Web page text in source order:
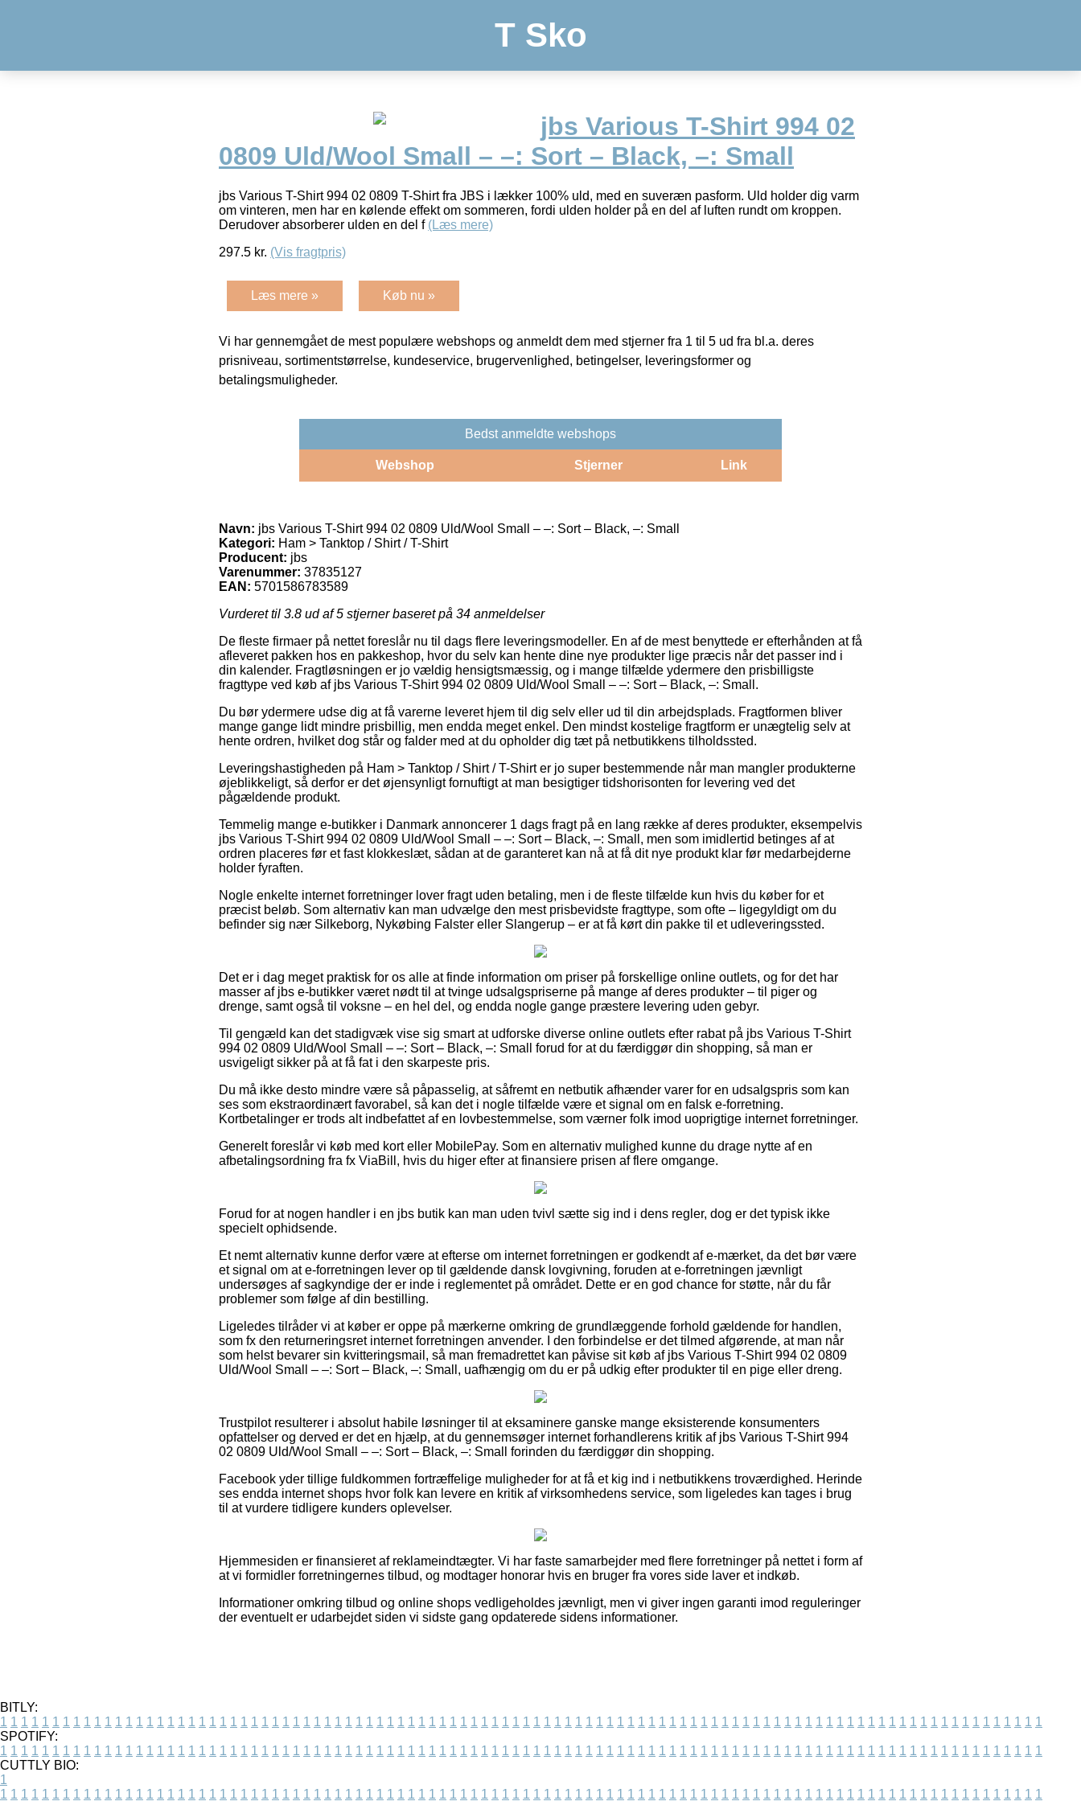
T Sko
jbs Various T-Shirt 994 02
0809 Uld/Wool Small – –: Sort – Black, –: Small
jbs Various T-Shirt 994 02 0809 T-Shirt fra JBS i lækker 100% uld, med en suveræn pasform. Uld holder dig varm
om vinteren, men har en kølende effekt om sommeren, fordi ulden holder på en del af luften rundt om kroppen.
Derudover absorberer ulden en del f (Læs mere)
297.5 kr. (Vis fragtpris)
Læs mere » Køb nu »
Vi har gennemgået de mest populære webshops og anmeldt dem med stjerner fra 1 til 5 ud fra bl.a. deres
prisniveau, sortimentstørrelse, kundeservice, brugervenlighed, betingelser, leveringsformer og
betalingsmuligheder.
Bedst anmeldte webshops
Webshop Stjerner Link
Navn: jbs Various T-Shirt 994 02 0809 Uld/Wool Small – –: Sort – Black, –: Small
Kategori: Ham > Tanktop / Shirt / T-Shirt
Producent: jbs
Varenummer: 37835127
EAN: 5701586783589
Vurderet til 3.8 ud af 5 stjerner baseret på 34 anmeldelser
De fleste firmaer på nettet foreslår nu til dags flere leveringsmodeller. En af de mest benyttede er efterhånden at få
afleveret pakken hos en pakkeshop, hvor du selv kan hente dine nye produkter lige præcis når det passer ind i
din kalender. Fragtløsningen er jo vældig hensigtsmæssig, og i mange tilfælde ydermere den prisbilligste
fragttype ved køb af jbs Various T-Shirt 994 02 0809 Uld/Wool Small – –: Sort – Black, –: Small.
Du bør ydermere udse dig at få varerne leveret hjem til dig selv eller ud til din arbejdsplads. Fragtformen bliver
mange gange lidt mindre prisbillig, men endda meget enkel. Den mindst kostelige fragtform er unægtelig selv at
hente ordren, hvilket dog står og falder med at du opholder dig tæt på netbutikkens tilholdssted.
Leveringshastigheden på Ham > Tanktop / Shirt / T-Shirt er jo super bestemmende når man mangler produkterne
øjeblikkeligt, så derfor er det øjensynligt fornuftigt at man besigtiger tidshorisonten for levering ved det
pågældende produkt.
Temmelig mange e-butikker i Danmark annoncerer 1 dags fragt på en lang række af deres produkter, eksempelvis
jbs Various T-Shirt 994 02 0809 Uld/Wool Small – –: Sort – Black, –: Small, men som imidlertid betinges af at
ordren placeres før et fast klokkeslæt, sådan at de garanteret kan nå at få dit nye produkt klar før medarbejderne
holder fyraften.
Nogle enkelte internet forretninger lover fragt uden betaling, men i de fleste tilfælde kun hvis du køber for et
præcist beløb. Som alternativ kan man udvælge den mest prisbevidste fragttype, som ofte – ligegyldigt om du
befinder sig nær Silkeborg, Nykøbing Falster eller Slangerup – er at få kørt din pakke til et udleveringssted.
Det er i dag meget praktisk for os alle at finde information om priser på forskellige online outlets, og for det har
masser af jbs e-butikker været nødt til at tvinge udsalgspriserne på mange af deres produkter – til piger og
drenge, samt også til voksne – en hel del, og endda nogle gange præstere levering uden gebyr.
Til gengæld kan det stadigvæk vise sig smart at udforske diverse online outlets efter rabat på jbs Various T-Shirt
994 02 0809 Uld/Wool Small – –: Sort – Black, –: Small forud for at du færdiggør din shopping, så man er
usvigeligt sikker på at få fat i den skarpeste pris.
Du må ikke desto mindre være så påpasselig, at såfremt en netbutik afhænder varer for en udsalgspris som kan
ses som ekstraordinært favorabel, så kan det i nogle tilfælde være et signal om en falsk e-forretning.
Kortbetalinger er trods alt indbefattet af en lovbestemmelse, som værner folk imod uoprigtige internet forretninger.
Generelt foreslår vi køb med kort eller MobilePay. Som en alternativ mulighed kunne du drage nytte af en
afbetalingsordning fra fx ViaBill, hvis du higer efter at finansiere prisen af flere omgange.
Forud for at nogen handler i en jbs butik kan man uden tvivl sætte sig ind i dens regler, dog er det typisk ikke
specielt ophidsende.
Et nemt alternativ kunne derfor være at efterse om internet forretningen er godkendt af e-mærket, da det bør være
et signal om at e-forretningen lever op til gældende dansk lovgivning, foruden at e-forretningen jævnligt
undersøges af sagkyndige der er inde i reglementet på området. Dette er en god chance for støtte, når du får
problemer som følge af din bestilling.
Ligeledes tilråder vi at køber er oppe på mærkerne omkring de grundlæggende forhold gældende for handlen,
som fx den returneringsret internet forretningen anvender. I den forbindelse er det tilmed afgørende, at man når
som helst bevarer sin kvitteringsmail, så man fremadrettet kan påvise sit køb af jbs Various T-Shirt 994 02 0809
Uld/Wool Small – –: Sort – Black, –: Small, uafhængig om du er på udkig efter produkter til en pige eller dreng.
Trustpilot resulterer i absolut habile løsninger til at eksaminere ganske mange eksisterende konsumenters
opfattelser og derved er det en hjælp, at du gennemsøger internet forhandlerens kritik af jbs Various T-Shirt 994
02 0809 Uld/Wool Small – –: Sort – Black, –: Small forinden du færdiggør din shopping.
Facebook yder tillige fuldkommen fortræffelige muligheder for at få et kig ind i netbutikkens troværdighed. Herinde
ses endda internet shops hvor folk kan levere en kritik af virksomhedens service, som ligeledes kan tages i brug
til at vurdere tidligere kunders oplevelser.
Hjemmesiden er finansieret af reklameindtægter. Vi har faste samarbejder med flere forretninger på nettet i form af
at vi formidler forretningernes tilbud, og modtager honorar hvis en bruger fra vores side laver et indkøb.
Informationer omkring tilbud og online shops vedligeholdes jævnligt, men vi giver ingen garanti imod reguleringer
der eventuelt er udarbejdet siden vi sidste gang opdaterede sidens informationer.
BITLY:
1 1 1 1 1 1 1 1 1 1 1 1 1 1 1 1 1 1 1 1 1 1 1 1 1 1 1 1 1 1 1 1 1 1 1 1 1 1 1 1 1 1 1 1 1 1 1 1 1 1 1 1 1 1 1 1 1 1 1 1 1 1 1 1 1 1 1 1 1 1 1 1 1 1 1 1 1 1 1 1 1 1 1 1 1 1 1 1 1 1 1 1 1 1 1 1 1 1 1 1
SPOTIFY:
1 1 1 1 1 1 1 1 1 1 1 1 1 1 1 1 1 1 1 1 1 1 1 1 1 1 1 1 1 1 1 1 1 1 1 1 1 1 1 1 1 1 1 1 1 1 1 1 1 1 1 1 1 1 1 1 1 1 1 1 1 1 1 1 1 1 1 1 1 1 1 1 1 1 1 1 1 1 1 1 1 1 1 1 1 1 1 1 1 1 1 1 1 1 1 1 1 1 1 1
CUTTLY BIO:
1
1 1 1 1 1 1 1 1 1 1 1 1 1 1 1 1 1 1 1 1 1 1 1 1 1 1 1 1 1 1 1 1 1 1 1 1 1 1 1 1 1 1 1 1 1 1 1 1 1 1 1 1 1 1 1 1 1 1 1 1 1 1 1 1 1 1 1 1 1 1 1 1 1 1 1 1 1 1 1 1 1 1 1 1 1 1 1 1 1 1 1 1 1 1 1 1 1 1 1 1